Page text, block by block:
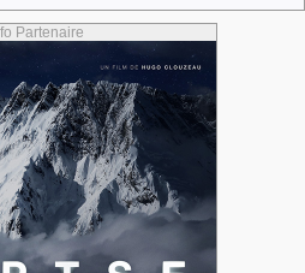
Partenaire